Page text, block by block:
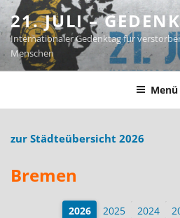
Zum
Inhalt
springen
21. JULI –
Internationaler Gedenktag für
Menschen
Menü
zur Städteübersicht 2026
Bremen
2026 2025 2024